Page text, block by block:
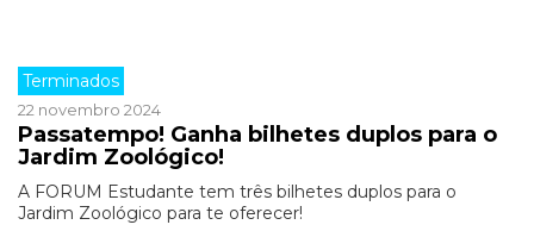
Terminados
22 novembro 2024
Passatempo! Ganha bilhetes duplos para o
Jardim Zoológico!
A FORUM Estudante tem três bilhetes duplos para o
Jardim Zoológico para te oferecer!